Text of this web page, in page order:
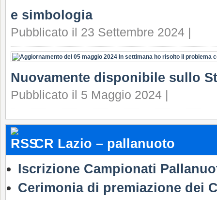
e simbologia
Pubblicato il 23 Settembre 2024 |
Nuovamente disponibile sullo
Pubblicato il 5 Maggio 2024 |
CR Lazio – pallanuoto
Iscrizione Campionati
Cerimonia di premiazione dei